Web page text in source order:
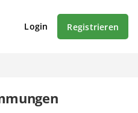
Login Registrieren